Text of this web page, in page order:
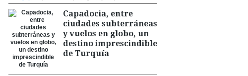
Capadocia, entre
ciudades subterráneas
y vuelos en globo, un
destino imprescindible
de Turquía